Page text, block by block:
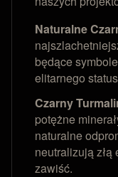
Naturalne
będące
elitarnego
Czarny
potężne
naturalne
neutralizują
zawiść.